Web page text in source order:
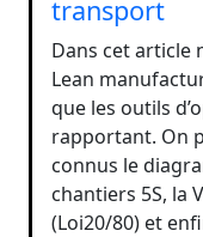
transport
Dans cet article
Lean
que les outils
rapportant. On
connus le
chantiers 5S, la
(Loi20/80) et